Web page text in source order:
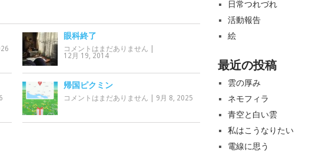
眼科終了
コメントはまだありません
12月 19, 2014
帰国ピクミン
コメントはまだありません 9月 8, 2025
日常つれづれ
活動報告
絵
最近の投稿
雲の厚み
ネモフィラ
青空と白い雲
私はこうなりたい
電線に思う